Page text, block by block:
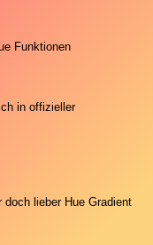
Funktionen
in offizieller
lieber Hue Gradient